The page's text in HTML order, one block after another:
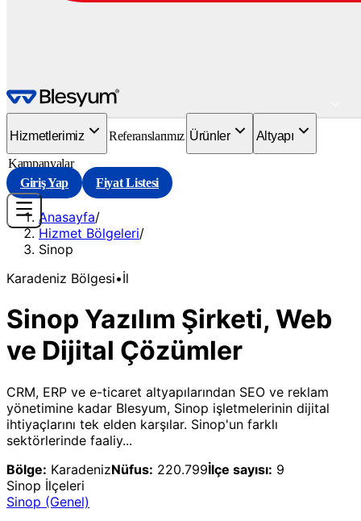
Hizmetlerimiz Referanslarımız Ürünler
Altyapı
Kampanyalar
Giriş Yap
Fiyat Listesi
Anasayfa/
Hizmet Bölgeleri/
Sinop
Karadeniz Bölgesi•İl
Sinop Yazılım Şirketi, Web
ve Dijital Çözümler
CRM, ERP ve e-ticaret altyapılarından SEO ve reklam
yönetimine kadar Blesyum, Sinop işletmelerinin dijital
ihtiyaçlarını tek elden karşılar. Sinop'un farklı
sektörlerinde faaliy...
Bölge: KaradenizNüfus: 220.799İlçe sayısı: 9
Sinop İlçeleri
Sinop (Genel)